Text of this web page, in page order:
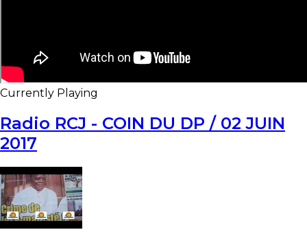
Currently Playing
Radio RCJ - COIN DU DP / 02 JUIN
2017